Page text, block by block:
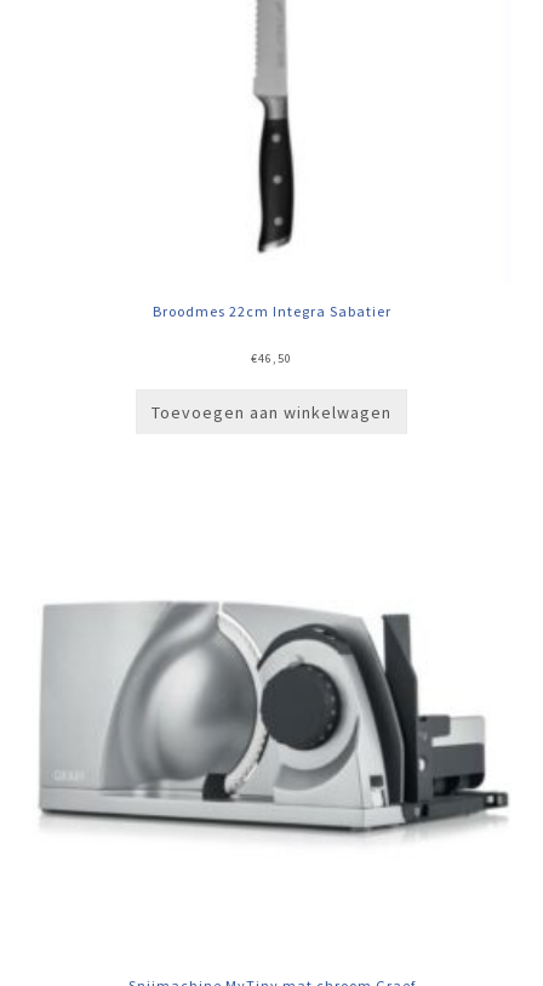
Broodmes 22cm Integra Sabatier
€46,50
Toevoegen aan winkelwagen